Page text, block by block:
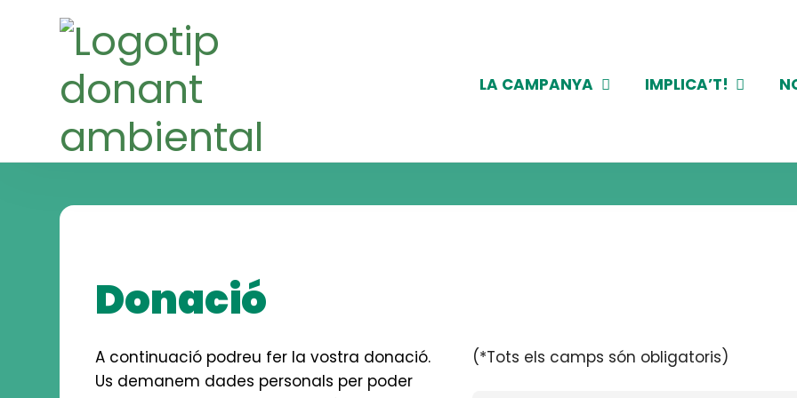
Skip
navigation
Skip
content
LA CAMPANYA IMPLICA’T!
Donació
A continuació podreu fer la vostra donació.
Us demanem dades personals per poder
(*Tots els camps són obligatoris)